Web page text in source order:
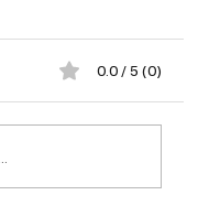
0.0 / 5 (0)